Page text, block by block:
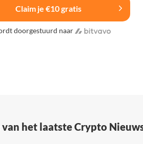
Claim je €10 gratis
doorgestuurd naar
het laatste Crypto